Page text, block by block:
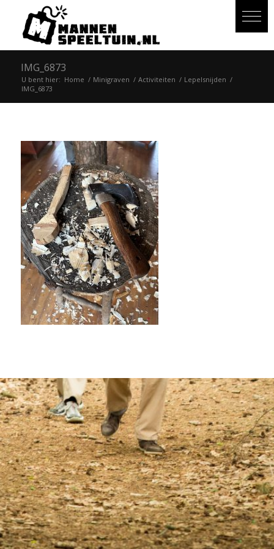
IMG_6873
U bent hier: Home / Minigraven / Activiteiten / Lepelsnijden /
IMG_6873